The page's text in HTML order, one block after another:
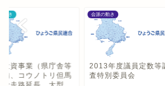
動き
投資事業（県庁舎等
備、コウノトリ但馬
会派の動き
2013年度議員定数等
査特別委員会